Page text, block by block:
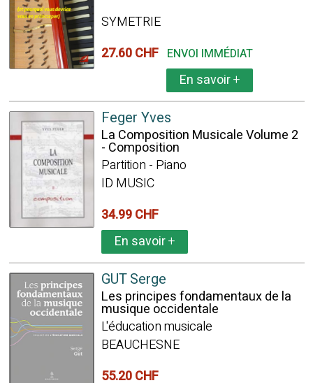
SYMETRIE
27.60 CHF ENVOI IMMÉDIAT
En savoir+
Feger Yves
La Composition Musicale Volume 2
- Composition
Partition - Piano
ID MUSIC
34.99 CHF
En savoir+
GUT Serge
Les principes fondamentaux de la
musique occidentale
L'éducation musicale
BEAUCHESNE
55.20 CHF